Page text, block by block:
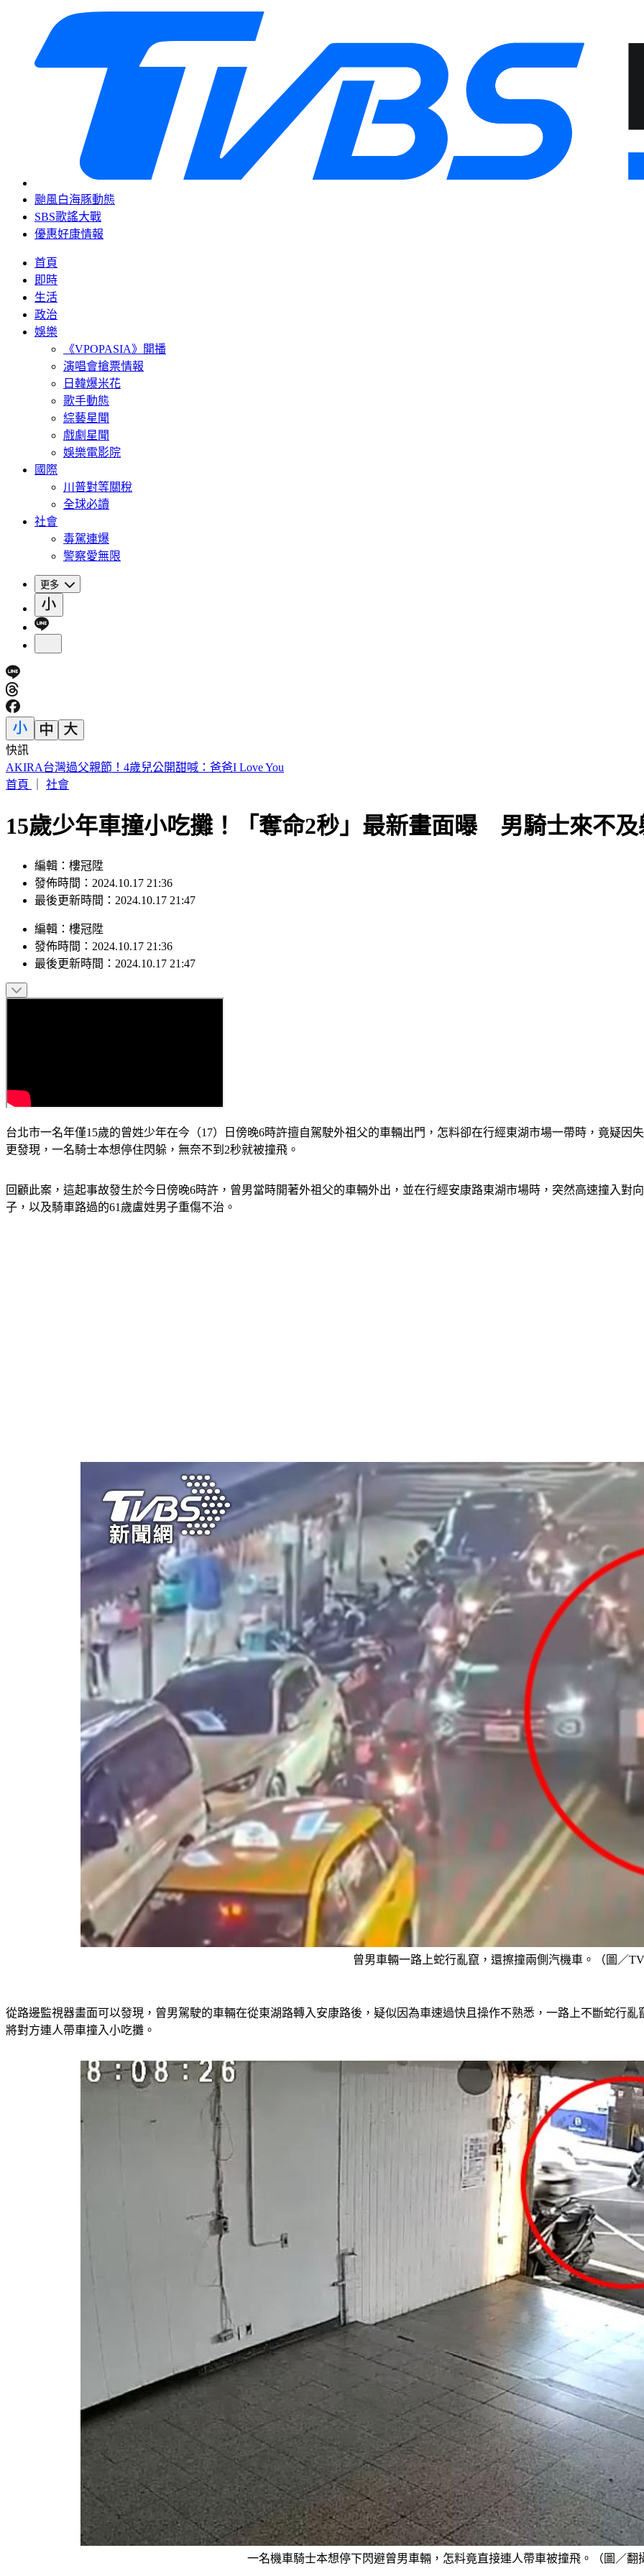
颱風白海豚動態
SBS歌謠大戰
優惠好康情報
首頁
即時
生活
政治
娛樂
《VPOPASIA》開播
演唱會搶票情報
日韓爆米花
歌手動態
綜藝星聞
戲劇星聞
娛樂電影院
國際
川普對等關稅
全球必讀
社會
毒駕連爆
警察愛無限
更多
快訊
白海豚「影響最劇」時間到！中北部防豪雨 恐一路濕到下週末
首頁
社會
15歲少年車撞小吃攤！「奪命2秒」最新畫面曝 男騎士來不及
編輯：樓冠陞
發佈時間：2024.10.17 21:36
最後更新時間：2024.10.17 21:47
編輯 ： 樓冠陞
發佈時間： 2024.10.17 21:36
最後更新時間： 2024.10.17 21:47
台北市一名年僅15歲的曾姓少年在今（17）日傍晚6時許擅自駕駛外祖父的車輛出門，怎料卻在行經東湖市場一帶時，竟疑因
更發現，一名騎士本想停住閃躲，無奈不到2秒就被撞飛。
回顧此案，這起事故發生於今日傍晚6時許，曾男當時開著外祖父的車輛外出，並在行經安康路東湖市場時，突然高速撞入對
子，以及騎車路過的61歲盧姓男子重傷不治。
曾男車輛一路上蛇行亂竄，還擦撞兩側汽機車。（圖／
從路邊監視器畫面可以發現，曾男駕駛的車輛在從東湖路轉入安康路後，疑似因為車速過快且操作不熟悉，一路上不斷蛇行
將對方連人帶車撞入小吃攤。
一名機車騎士本想停下閃避曾男車輛，怎料竟直接連人帶車被撞飛。（圖／翻